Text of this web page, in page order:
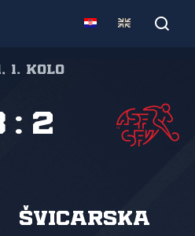
1. kolo
Švicarska
: 2